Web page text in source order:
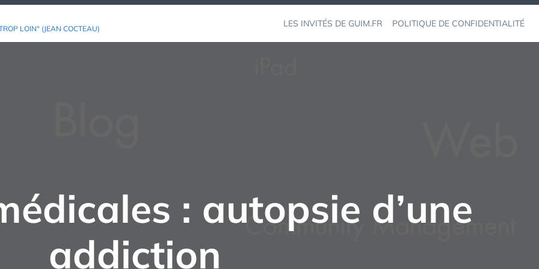
LOIN" (JEAN COCTEAU) LES INVITÉS DE GUIM.FR POLITIQUE DE CONFIDENTIALITÉ
: autopsie d’une
addiction